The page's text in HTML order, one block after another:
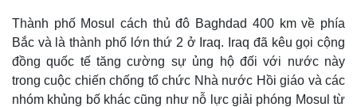
Thành phố Mosul cách thủ đô Baghdad 400 km về phía
Bắc và là thành phố lớn thứ 2 ở Iraq. Iraq đã kêu gọi cộng
đồng quốc tế tăng cường sự ủng hộ đối với nước này
trong cuộc chiến chống tổ chức Nhà nước Hồi giáo và các
nhóm khủng bố khác cũng như nỗ lực giải phóng Mosul từ